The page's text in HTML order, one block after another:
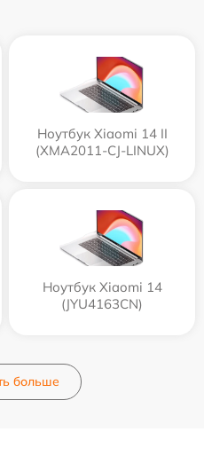
Ноутбук Xiaomi 14 II
(XMA2011-CJ-LINUX)
Ноутбук Xiaomi 14
(JYU4163CN)
больше